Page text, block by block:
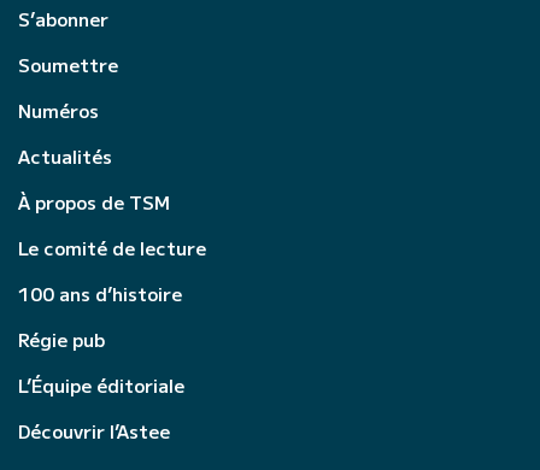
S’abonner
Soumettre
Numéros
Actualités
À propos de TSM
Le comité de lecture
100 ans d’histoire
Régie pub
L’Équipe éditoriale
Découvrir l’Astee